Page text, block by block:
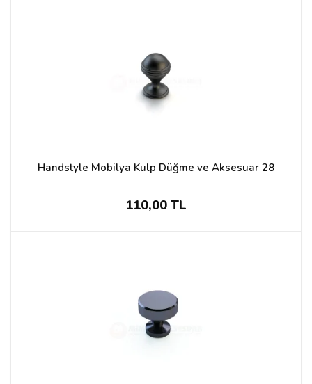
Handstyle Mobilya Kulp Düğme ve Aksesuar 28
110,00 TL